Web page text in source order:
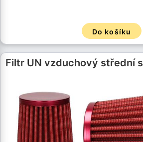
Do košíku
Filtr UN vzduchový střední